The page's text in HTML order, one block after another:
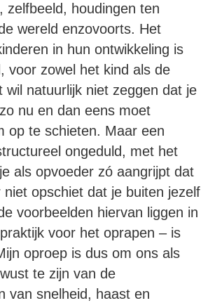
zelfbeeld, houdingen ten
wereld enzovoorts. Het
in hun ontwikkeling is
voor zowel het kind als de
wil natuurlijk niet zeggen dat je
nu en dan eens moet
op te schieten. Maar een
ongeduld, met het
als opvoeder zó aangrijpt dat
opschiet dat je buiten jezelf
voorbeelden hiervan liggen in
voor het oprapen – is
oproep is dus om ons als
te zijn van de
van snelheid, haast en